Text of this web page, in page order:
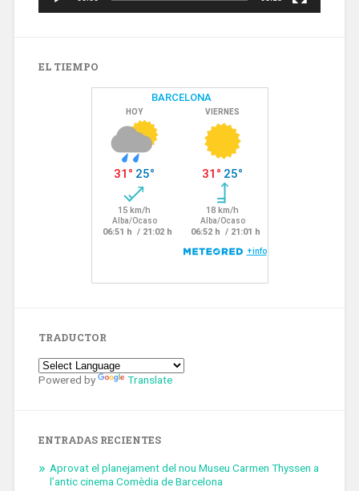
EL TIEMPO
TRADUCTOR
Powered by Translate
ENTRADAS RECIENTES
Aprovat el planejament del nou Museu Carmen Thyssen a
l’antic cinema Comèdia de Barcelona